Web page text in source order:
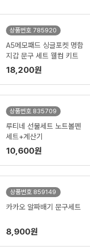
상품번호 785920
A5메모패드 싱글포켓 명함
지갑 문구 세트 웰컴 키트
18,200원
상품번호 835709
루티네 선물세트 노트볼펜
세트+계산기
10,600원
상품번호 859149
카카오 알짜배기 문구세트
8,900원